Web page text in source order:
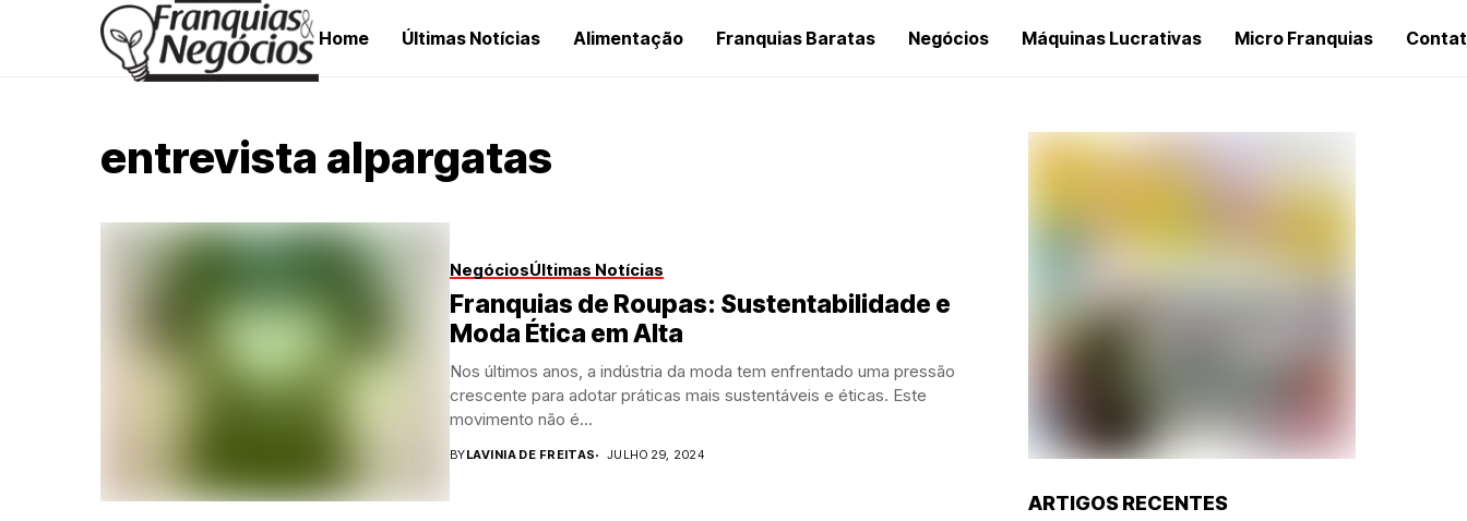
Home Últimas Notícias Alimentação Franquias Baratas Negócios Máquinas Lucrativas Micro Franquias
entrevista alpargatas
NegóciosÚltimas Notícias
Franquias de Roupas: Sustentabilidade e
Moda Ética em Alta
Nos últimos anos, a indústria da moda tem enfrentado uma pressão
crescente para adotar práticas mais sustentáveis e éticas. Este
movimento não é...
BYLAVINIA DE FREITAS JULHO 29, 2024
ARTIGOS RECENTES